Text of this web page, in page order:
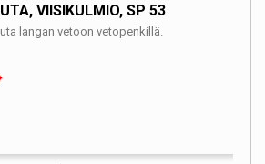
VIISIKULMIO, SP 53
langan vetoon vetopenkillä.